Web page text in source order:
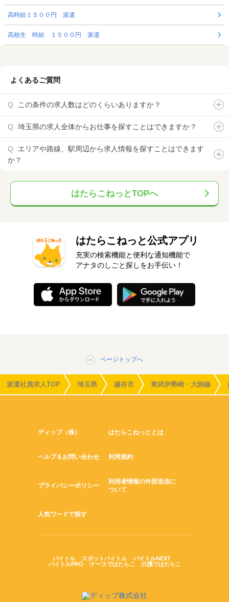
高時給１５００円 派遣
高校生 時給 １５００円 派遣
よくあるご質問
この条件の求人数はどのくらいありますか？
埼玉県の求人全体からお仕事を探すことはできますか？
エリアや路線、駅周辺から求人情報を探すことはできます
か？
はたらこねっとTOPへ
はたらこねっと公式アプリ
充実の検索機能と便利な通知機能で
アナタのしごと探しをお手伝い！
ページトップへ
派遣社員求人TOP 埼玉県 越谷市 東武伊勢崎・大師線
ディップ（株） はたらこねっととは
ヘルプ＆お問い合わせ 利用規約
プライバシーポリシー
利用者情報の外部送信に
ついて
人気ワードで探す
バイトル スポットバイトル
バイトルNEXT
バイトルPRO
ナースではたらこ 介護ではたらこ